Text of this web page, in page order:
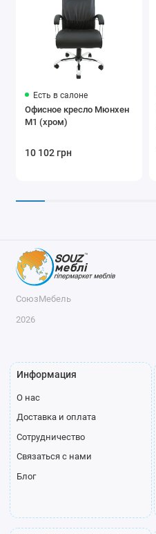
Есть в салоне
Офисное кресло Мюнхен
M1 (хром)
10 102 грн
СоюзМебель
2026
Информация
О нас
Доставка и оплата
Сотрудничество
Связаться с нами
Блог